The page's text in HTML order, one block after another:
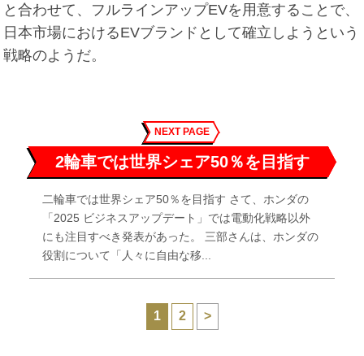
と合わせて、フルラインアップEVを用意することで、
日本市場におけるEVブランドとして確立しようという
戦略のようだ。
NEXT PAGE
2輪車では世界シェア50％を目指す
二輪車では世界シェア50％を目指す さて、ホンダの
「2025 ビジネスアップデート」では電動化戦略以外
にも注目すべき発表があった。 三部さんは、ホンダの
役割について「人々に自由な移...
1 2 >